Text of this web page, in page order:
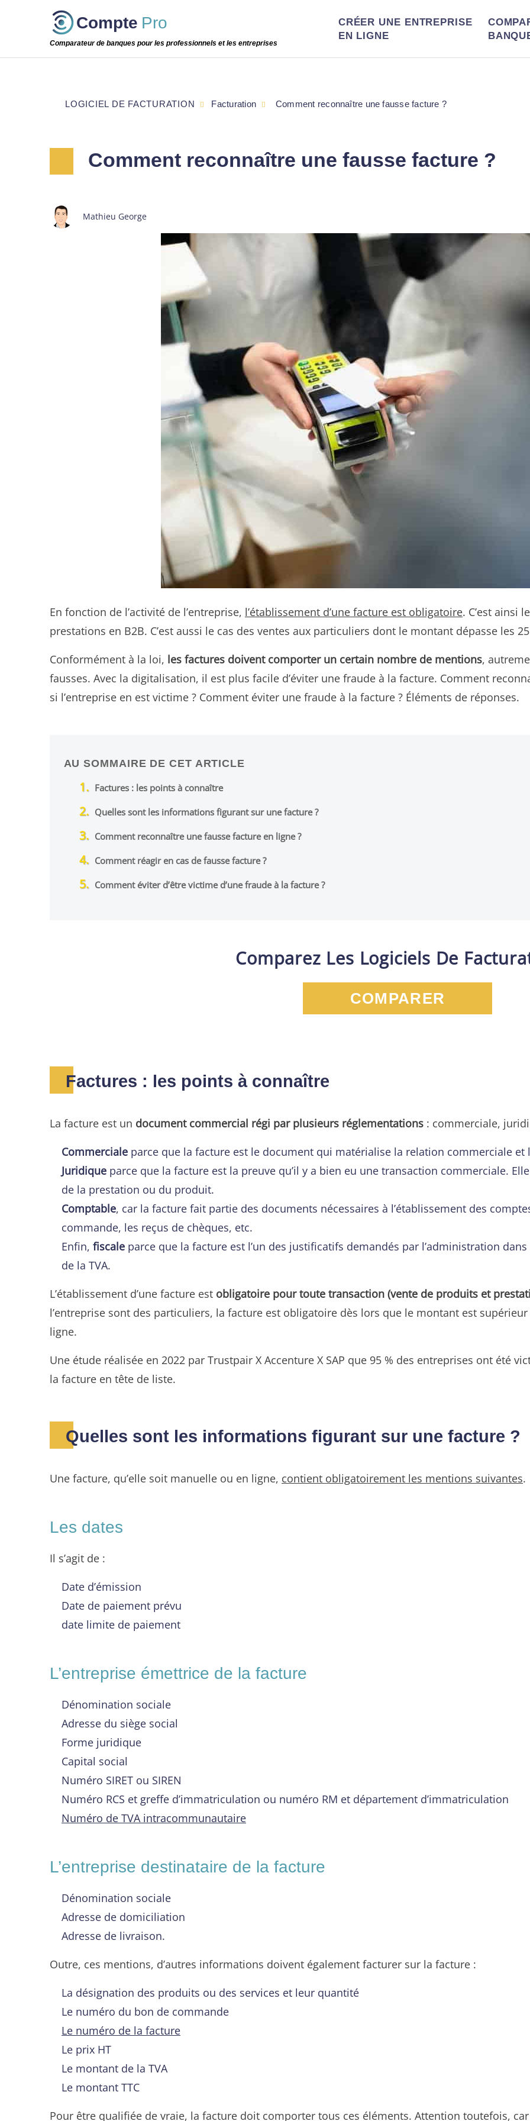
Compte Pro
Comparateur de banques pour les professionnels et les entreprises
CRÉER UNE ENTREPRISE
EN LIGNE
Comment reconnaître une fausse facture ?
Mathieu George
En fonction de l’activité de l’entreprise, l’établissement d’une facture est obligatoire. C’est ainsi
prestations en B2B. C’est aussi le cas des ventes aux particuliers dont le montant dépasse les
Conformément à la loi, les factures doivent comporter un certain nombre de mentions,
fausses. Avec la digitalisation, il est plus facile d’éviter une fraude à la facture. Comment
si l’entreprise en est victime ? Comment éviter une fraude à la facture ? Éléments de réponses.
AU SOMMAIRE DE CET ARTICLE
Factures : les points à connaître
Quelles sont les informations figurant sur une facture ?
Comment reconnaître une fausse facture en ligne ?
Comment réagir en cas de fausse facture ?
Comment éviter d’être victime d’une fraude à la facture ?
Comparez Les Logiciels De
COMPARER
Factures : les points à connaître
La facture est un document commercial régi par plusieurs réglementations : commerciale,
Commerciale parce que la facture est le document qui matérialise la relation commerciale
Juridique parce que la facture est la preuve qu’il y a bien eu une transaction commerciale.
de la prestation ou du produit.
Comptable, car la facture fait partie des documents nécessaires à l’établissement des
commande, les reçus de chèques, etc.
Enfin, fiscale parce que la facture est l’un des justificatifs demandés par l’administration
de la TVA.
L’établissement d’une facture est obligatoire pour toute transaction (vente de produits et
l’entreprise sont des particuliers, la facture est obligatoire dès lors que le montant est supérieur
ligne.
Une étude réalisée en 2022 par Trustpair X Accenture X SAP que 95 % des entreprises ont été
la facture en tête de liste.
Quelles sont les informations figurant sur une facture ?
Une facture, qu’elle soit manuelle ou en ligne, contient obligatoirement les mentions suivantes.
Les dates
Il s’agit de :
Date d’émission
Date de paiement prévu
date limite de paiement
L’entreprise émettrice de la facture
Dénomination sociale
Adresse du siège social
Forme juridique
Capital social
Numéro SIRET ou SIREN
Numéro RCS et greffe d’immatriculation ou numéro RM et département d’immatriculation
Numéro de TVA intracommunautaire
L’entreprise destinataire de la facture
Dénomination sociale
Adresse de domiciliation
Adresse de livraison.
Outre, ces mentions, d’autres informations doivent également facturer sur la facture :
La désignation des produits ou des services et leur quantité
Le numéro du bon de commande
Le numéro de la facture
Le prix HT
Le montant de la TVA
Le montant TTC
Pour être qualifiée de vraie, la facture doit comporter tous ces éléments. Attention toutefois,
LOGICIEL DE FACTURATION Facturation Comment reconnaître une fausse facture ?